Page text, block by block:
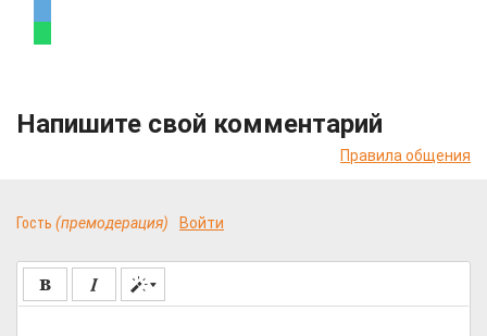
Напишите свой комментарий
Правила общения
Гость (премодерация) Войти